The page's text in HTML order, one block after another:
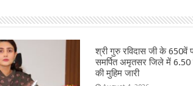
श्री गुरु रविदास जी के 650वें
समर्पित अमृतसर जिले में 6.50
की मुहिम जारी